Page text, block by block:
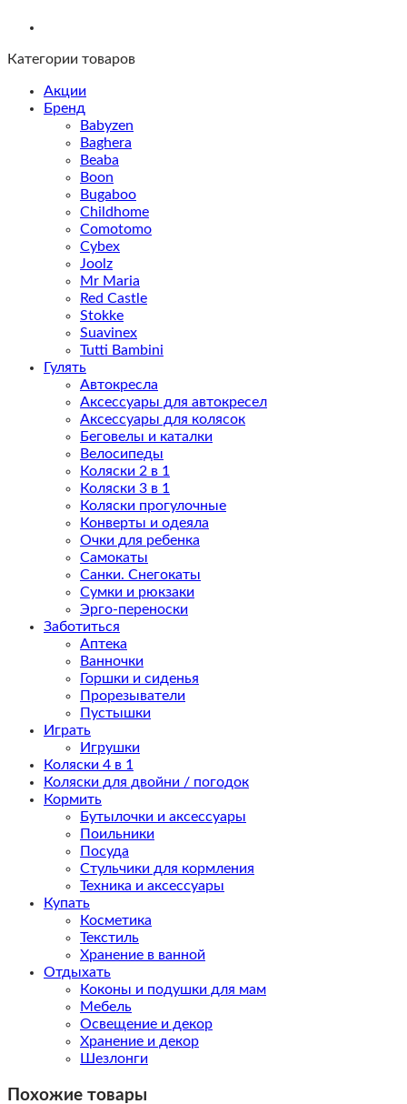
Категории товаров
Акции
Бренд
Babyzen
Baghera
Beaba
Boon
Bugaboo
Childhome
Comotomo
Cybex
Joolz
Mr Maria
Red Castle
Stokke
Suavinex
Tutti Bambini
Гулять
Автокресла
Аксессуары для автокресел
Аксессуары для колясок
Беговелы и каталки
Велосипеды
Коляски 2 в 1
Коляски 3 в 1
Коляски прогулочные
Конверты и одеяла
Очки для ребенка
Самокаты
Санки. Снегокаты
Сумки и рюкзаки
Эрго-переноски
Заботиться
Аптека
Ванночки
Горшки и сиденья
Прорезыватели
Пустышки
Играть
Игрушки
Коляски 4 в 1
Коляски для двойни / погодок
Кормить
Бутылочки и аксессуары
Поильники
Посуда
Стульчики для кормления
Техника и аксессуары
Купать
Косметика
Текстиль
Хранение в ванной
Отдыхать
Коконы и подушки для мам
Мебель
Освещение и декор
Хранение и декор
Шезлонги
Похожие товары